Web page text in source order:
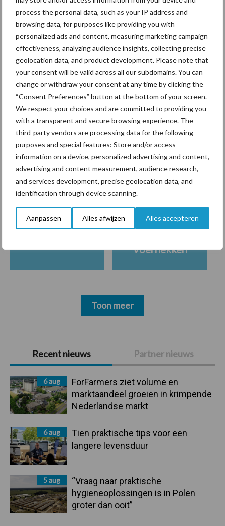
process the personal data, such as your IP address and
browsing data, for purposes like providing you with
personalized ads and content, measuring marketing campaign
effectiveness, analyzing audience insights, collecting precise
geolocation data, and product development. Please note that
your consent will be valid across all our subdomains. You can
change or withdraw your consent at any time by clicking the
“Consent Preferences” button at the bottom of your screen.
We respect your choices and are committed to providing you
with a transparent and secure browsing experience. The
third-party vendors are processing data for the following
purposes and special features: Store and/or access
information on a device, personalized advertising and content,
advertising and content measurement, audience research,
and services development, precise geolocation data, and
identification through device scanning.
Aanpassen Alles afwijzen Alles accepteren
Primaire
Sidebar
Recent nieuws Partner nieuws
6 aug
ForFarmers ziet volume en
marktaandeel groeien in krimpende
Nederlandse markt
6 aug
Tien praktische tips voor een
langere levensduur
5 aug
“Vraag naar praktische
hygieneoplossingen is in Polen
groter dan ooit”
Tien praktische tips voor
een langere levensduur
“Vraag naar praktische
hygieneoplossingen is in
Polen groter dan ooit”
Themapagina's
Diergezondheid Bemesting Fokkerij
Voerhekken
Toon meer